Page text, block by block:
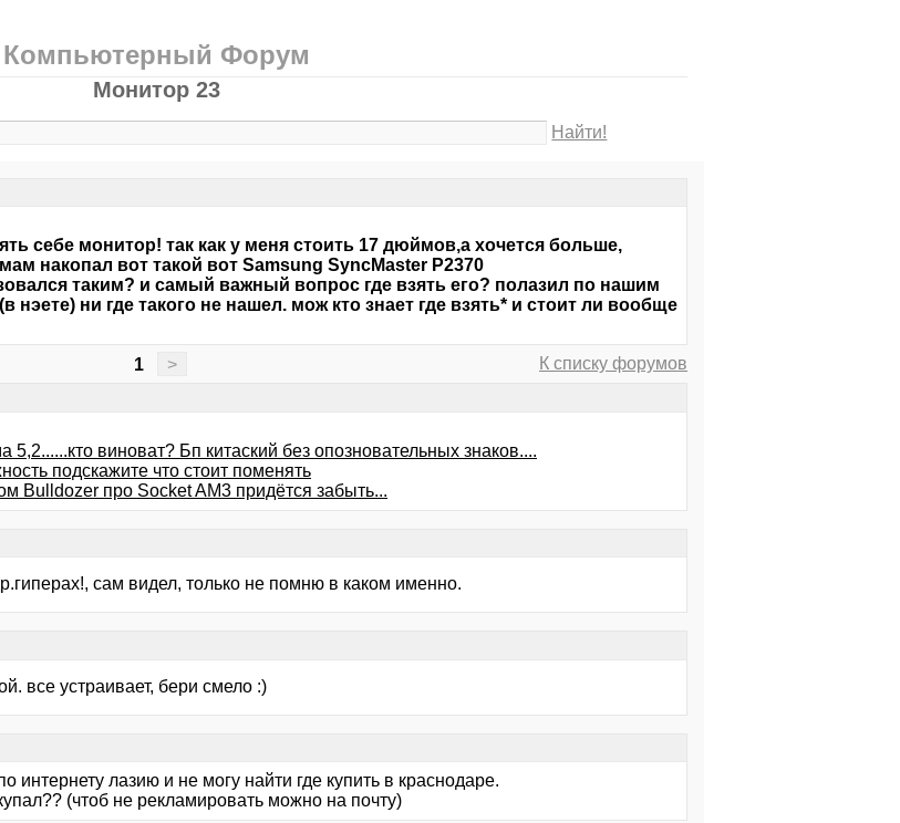
Компьютерный Форум
Монитор 23
Найти!
себе монитор! так как у меня стоить 17 дюймов,а хочется больше,
накопал вот такой вот Samsung SyncMaster P2370
таким? и самый важный вопрос где взять его? полазил по нашим
нэете) ни где такого не нашел. мож кто знает где взять* и стоит ли вообще
1 >
К списку форумов
5,2......кто виноват? Бп китаский без опозновательных знаков....
подскажите что стоит поменять
Bulldozer про Socket AM3 придётся забыть...
сам видел, только не помню в каком именно.
все устраивает, бери смело :)
интернету лазию и не могу найти где купить в краснодаре.
(чтоб не рекламировать можно на почту)